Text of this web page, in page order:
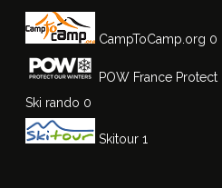
CampToCamp.org 0
POW France Protect
Ski rando 0
Skitour 1